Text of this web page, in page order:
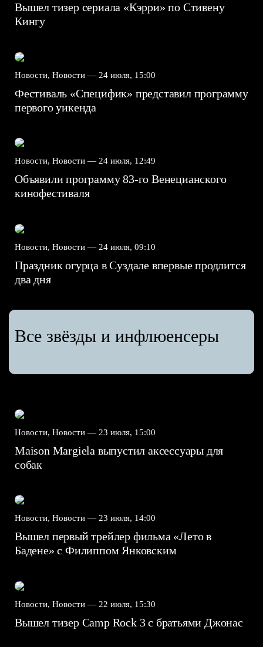
Вышел тизер сериала «Кэрри» по Стивену
Кингу
Новости, Новости — 24 июля, 15:00
Фестиваль «Специфик» представил программу
первого уикенда
Новости, Новости — 24 июля, 12:49
Объявили программу 83-го Венецианского
кинофестиваля
Новости, Новости — 24 июля, 09:10
Праздник огурца в Суздале впервые продлится
два дня
Все звёзды и инфлюенсеры
Новости, Новости — 23 июля, 15:00
Maison Margiela выпустил аксессуары для
собак
Новости, Новости — 23 июля, 14:00
Вышел первый трейлер фильма «Лето в
Бадене» с Филиппом Янковским
Новости, Новости — 22 июля, 15:30
Вышел тизер Camp Rock 3 с братьями Джонас